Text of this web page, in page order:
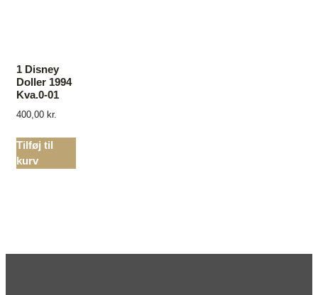
1 Disney
Doller 1994
Kva.0-01
400,00 kr.
Tilføj til
kurv